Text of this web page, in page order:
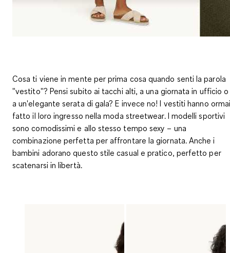
Cosa ti viene in mente per prima cosa quando senti la parola
"vestito"? Pensi subito ai tacchi alti, a una giornata in ufficio o
a un'elegante serata di gala? E invece no! I vestiti hanno
fatto il loro ingresso nella moda streetwear. I modelli sportivi
sono comodissimi e allo stesso tempo sexy – una
combinazione perfetta per affrontare la giornata. Anche i
bambini adorano questo stile casual e pratico, perfetto per
scatenarsi in libertà.